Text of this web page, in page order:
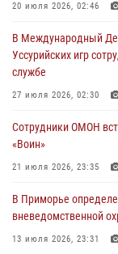
В День Крещения
ходом
28 июля 2026, 10:29
Росгвардейцы в
28 июля 2026, 05:39
В Международный
службе
20 июля 2026, 02:46
В Международный
Уссурийских игр
службе
27 июля 2026, 02:30
Сотрудники ОМОН
«Воин»
21 июля 2026, 23:35
В Приморье
вневедомственной
13 июля 2026, 23:31